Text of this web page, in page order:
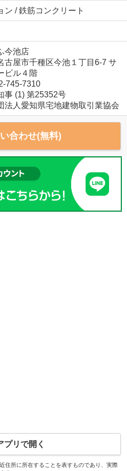
ン / 鉄筋コンクリート
今池店
古屋市千種区今池１丁目6-7 サ
ビル４階
745-7310
事 (1) 第25352号
法人愛知県宅地建物取引業協会
合わせ(無料)
プリで開く
住所に所在することを表すものであり、実際